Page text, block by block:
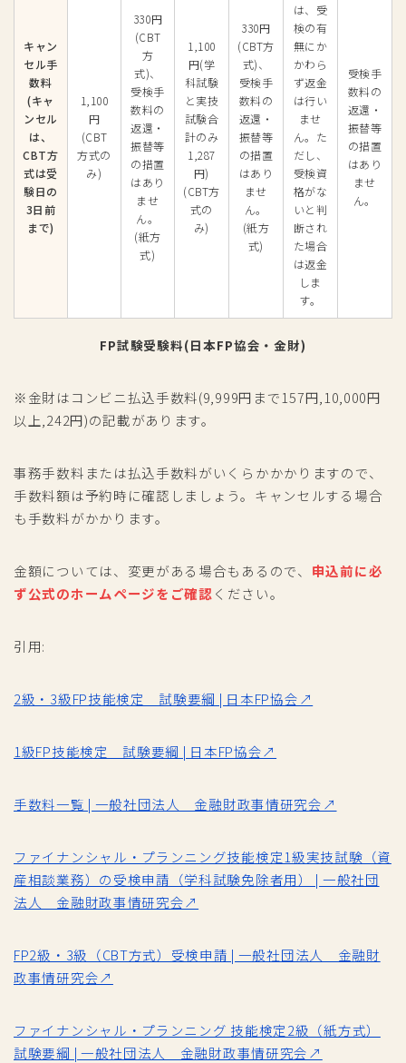
キャン
セル手
数料
(キャ
ンセル
は、
CBT方
式は受
験日の
3日前
まで)
1,100
円
(CBT
方式の
み)
330円
(CBT
方
式)、
受検手
数料の
返還・
振替等
の措置
はあり
ませ
ん。
(紙方
式)
1,100
円(学
科試験
と実技
試験合
計のみ
1,287
円)
(CBT方
式の
み)
330円
(CBT方
式)、
受検手
数料の
返還・
振替等
の措置
はあり
ませ
ん。
(紙方
式)
は、受
検の有
無にか
かわら
ず返金
は行い
ませ
ん。た
だし、
受検資
格がな
いと判
断され
た場合
は返金
しま
す。
受検手
数料の
返還・
振替等
の措置
はあり
ませ
ん。
FP試験受験料(日本FP協会・金財)
※金財はコンビニ払込手数料(9,999円まで157円,10,000円
以上,242円)の記載があります。
事務手数料または払込手数料がいくらかかかりますので、
手数料額は予約時に確認しましょう。キャンセルする場合
も手数料がかかります。
金額については、変更がある場合もあるので、 申込前に必
ず公式のホームページをご確認 ください。
引用:
2級・3級FP技能検定 試験要綱 | 日本FP協会↗
1級FP技能検定 試験要綱 | 日本FP協会↗
手数料一覧 | 一般社団法人 金融財政事情研究会↗
ファイナンシャル・プランニング技能検定1級実技試験（資
産相談業務）の受検申請（学科試験免除者用） | 一般社団
法人 金融財政事情研究会↗
FP2級・3級（CBT方式）受検申請 | 一般社団法人 金融財
政事情研究会↗
ファイナンシャル・プランニング 技能検定2級（紙方式）
試験要綱 | 一般社団法人 金融財政事情研究会↗